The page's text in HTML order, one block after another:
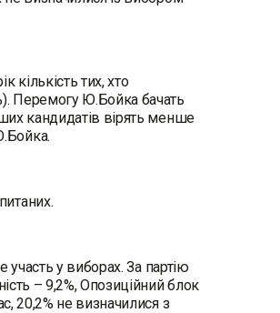
кількість тих, хто
Перемогу Ю.Бойка бачать
кандидатів вірять менше
участь у виборах. За партію
– 9,2%, Опозиційний блок
20,2% не визначилися з